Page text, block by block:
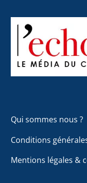
Qui sommes nous ?
Conditions
Mentions légales &